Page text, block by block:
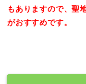
もありますので、聖
がおすすめです。